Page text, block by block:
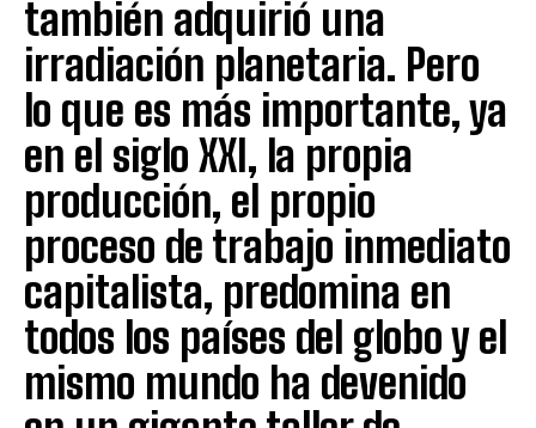
también adquirió una
irradiación planetaria. Pero
lo que es más importante, ya
en el siglo XXI, la propia
producción, el propio
proceso de trabajo inmediato
capitalista, predomina en
todos los países del globo y el
mismo mundo ha devenido